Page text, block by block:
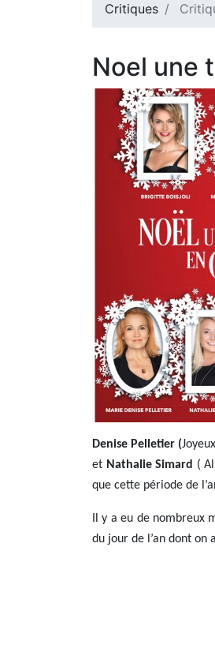
Critiques
Noel une
Denise Pelletier (
et Nathalie Simard (
que cette période de
Il y a eu de nombreux
du jour de l’an dont on